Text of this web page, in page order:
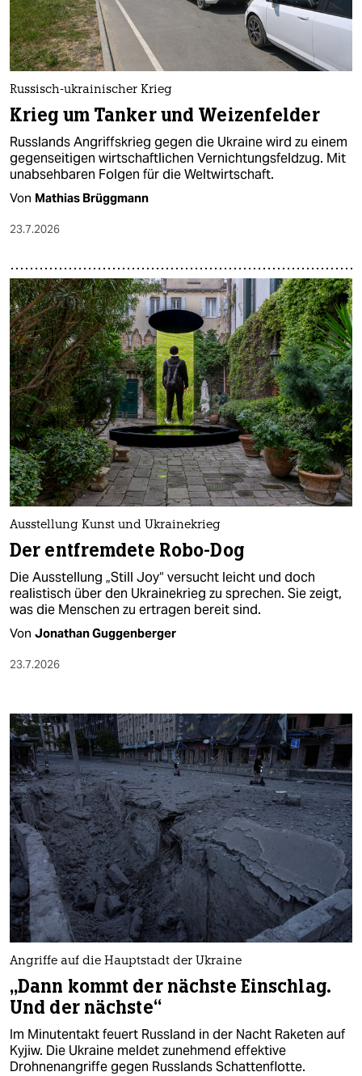
Russisch-ukrainischer Krieg
Krieg um Tanker und Weizenfelder
Russlands Angriffskrieg gegen die Ukraine wird zu einem
gegenseitigen wirtschaftlichen Vernichtungsfeldzug. Mit
unabsehbaren Folgen für die Weltwirtschaft.
Von Mathias Brüggmann
23.7.2026
Ausstellung Kunst und Ukrainekrieg
Der entfremdete Robo-Dog
Die Ausstellung „Still Joy“ versucht leicht und doch
realistisch über den Ukrainekrieg zu sprechen. Sie zeigt,
was die Menschen zu ertragen bereit sind.
Von Jonathan Guggenberger
23.7.2026
Angriffe auf die Hauptstadt der Ukraine
„Dann kommt der nächste Einschlag.
Und der nächste“
Im Minutentakt feuert Russland in der Nacht Raketen auf
Kyjiw. Die Ukraine meldet zunehmend effektive
Drohnenangriffe gegen Russlands Schattenflotte.